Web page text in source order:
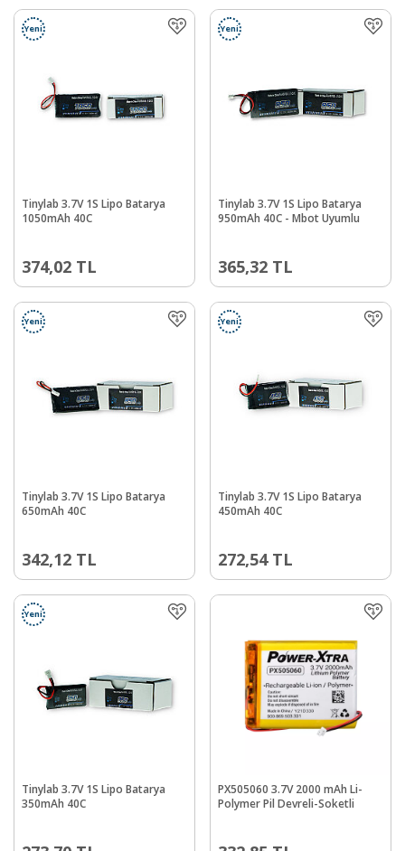
Yeni
Tinylab 3.7V 1S Lipo Batarya
1050mAh 40C
374,02 TL
Yeni
Tinylab 3.7V 1S Lipo Batarya
950mAh 40C - Mbot Uyumlu
365,32 TL
Yeni
Tinylab 3.7V 1S Lipo Batarya
650mAh 40C
342,12 TL
Yeni
Tinylab 3.7V 1S Lipo Batarya
450mAh 40C
272,54TL
Yeni
Tinylab 3.7V 1S Lipo Batarya
350mAh 40C
PX505060 3.7V 2000 mAh Li-
Polymer Pil Devreli-Soketli